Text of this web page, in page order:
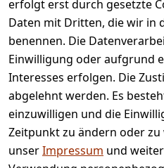
erfolgt erst durch gesetzte
Daten mit Dritten, die wir in
benennen. Die
Einwilligung oder aufgrund
Interesses erfolgen. Die
abgelehnt werden. Es
einzuwilligen und die
Zeitpunkt zu ändern oder
unserImpressum und
Impressum
Datenschutze
rklärung
Barrierefreihe
itserklärung
Widerrufsrec
ht
Registrieren
Retourenpo
rtal